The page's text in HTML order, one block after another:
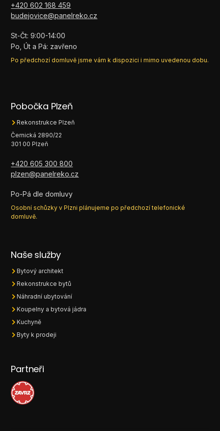
+420 602 168 459
budejovice@panelreko.cz
St-Čt: 9:00-14:00
Po, Út a Pá: zavřeno
Po předchozí domluvě jsme vám k dispozici i mimo uvedenou dobu.
Pobočka Plzeň
Rekonstrukce Plzeň
Černická 2890/22
301 00 Plzeň
+420 605 300 800
plzen@panelreko.cz
Po-Pá dle domluvy
Osobní schůzky v Plzni plánujeme po předchozí telefonické
domluvě.
Naše služby
Bytový architekt
Rekonstrukce bytů
Náhradní ubytování
Koupelny a bytová jádra
Kuchyně
Byty k prodeji
Partneři